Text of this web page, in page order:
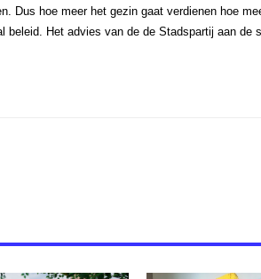
Dus hoe meer het gezin gaat verdienen hoe
beleid. Het advies van de de Stadspartij aan de